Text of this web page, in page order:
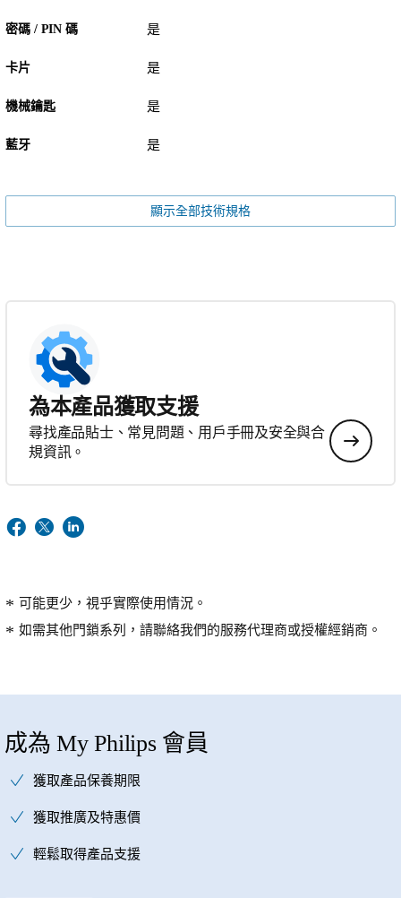
密碼 / PIN 碼 是
卡片 是
機械鑰匙 是
藍牙 是
顯示全部技術規格
為本產品獲取支援
尋找產品貼士、常見問題、用戶手冊及安全與合
規資訊。
可能更少，視乎實際使用情況。
如需其他門鎖系列，請聯絡我們的服務代理商或授權經銷商。
成為 My Philips 會員
獲取產品保養期限
獲取推廣及特惠價
輕鬆取得產品支援